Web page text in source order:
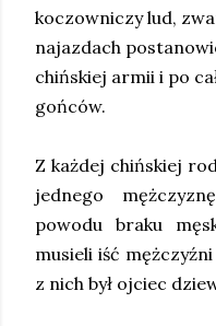
koczowniczy lud,
najazdach
chińskiej armii i po
gońców.
Z każdej chińskiej
jednego
powodu braku
musieli iść
z nich był ojciec